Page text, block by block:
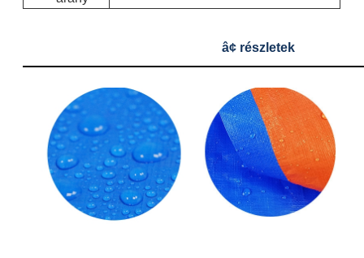
â¢ részletek